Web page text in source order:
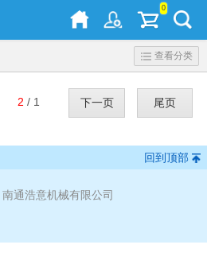
0
查看分类
2 / 1 下一页 尾页
回到顶部
南通浩意机械有限公司